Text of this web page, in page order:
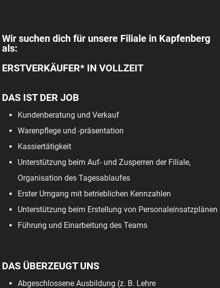
Wir suchen dich für unsere Filiale in Kapfenberg
als:
ERSTVERKÄUFER* IN VOLLZEIT
DAS IST DER JOB
Kundenberatung und Verkauf
Warenpflege und -präsentation
Kassiertätigkeit
Unterstützung beim Auf- und Zusperren der Filiale,
Organisation des Tagesablaufes
Erster Umgang mit betrieblichen Kennzahlen
Unterstützung beim Erstellung von Personaleinsatzplänen
Führung und Einarbeitung des Teams
DAS ÜBERZEUGT UNS
Abgeschlossene Ausbildung (z. B. Lehre